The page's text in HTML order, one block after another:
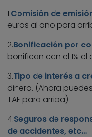
1.Comisión de
euros al año para
2.Bonificación por
bonifican con el 1%
3.Tipo de interés a
dinero. (Ahora
TAE para arriba)
4.Seguros de
de accidentes, etc…